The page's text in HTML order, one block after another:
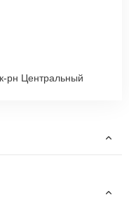
рн Центральный